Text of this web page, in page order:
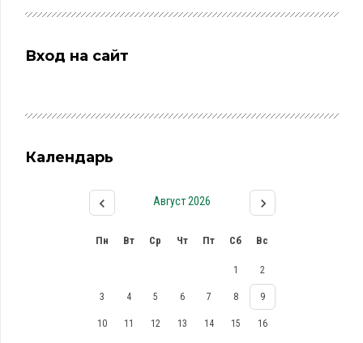
Вход на сайт
Календарь
Август 2026
Пн Вт Ср Чт Пт Сб Вс
1 2
3 4 5 6 7 8 9
10 11 12 13 14 15 16